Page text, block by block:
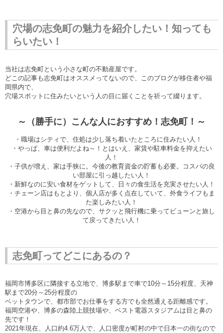
穴場の志免町の魅力を紹介したい！知っても
らいたい！
当社は志免町という小さな町の不動産屋です。
どこの記事も志免町はオススメってないので、このブログが移住者や福
岡県内で、
穴場スポットに住みたいという人の目に届くことを祈って綴ります。
～（勝手に）こんな人におすすめ！志免町！～
・職場はシティで、住処は少し落ち着いたところに住みたい人！
・やっぱ、車は便利だよね～！とはいえ、家賃や駐車料金を抑えたい
人！
・子供が増え、家は手狭に。今後の教育資金の貯蓄も必要。コスパの良
い部屋に引っ越したい人！
・新鮮なのに安い食材をゲットして、日々の食生活を充実させたい人！
・チェーン店はもとより、個人店が多く点在していて、外食ライフもま
た楽しみたい人！
・空港から目と鼻の先なので、サクッと飛行機に乗ってビューンと旅し
て戻ってきたい人！
志免町ってどこにあるの？
福岡市博多区に隣接する立地で、博多駅まで車で10分～ 15分程度、天神
駅まで20分～ 25分程度の
ベットタウンで、都市部でお仕事をする方でも全然通える距離感です。
福岡空港や、博多の森陸上競技場や、ベスト電器スタジアムは目と鼻の
先です！
2021年現在、人口約4.6万人で、人口密度が町村の中で日本一の街なので